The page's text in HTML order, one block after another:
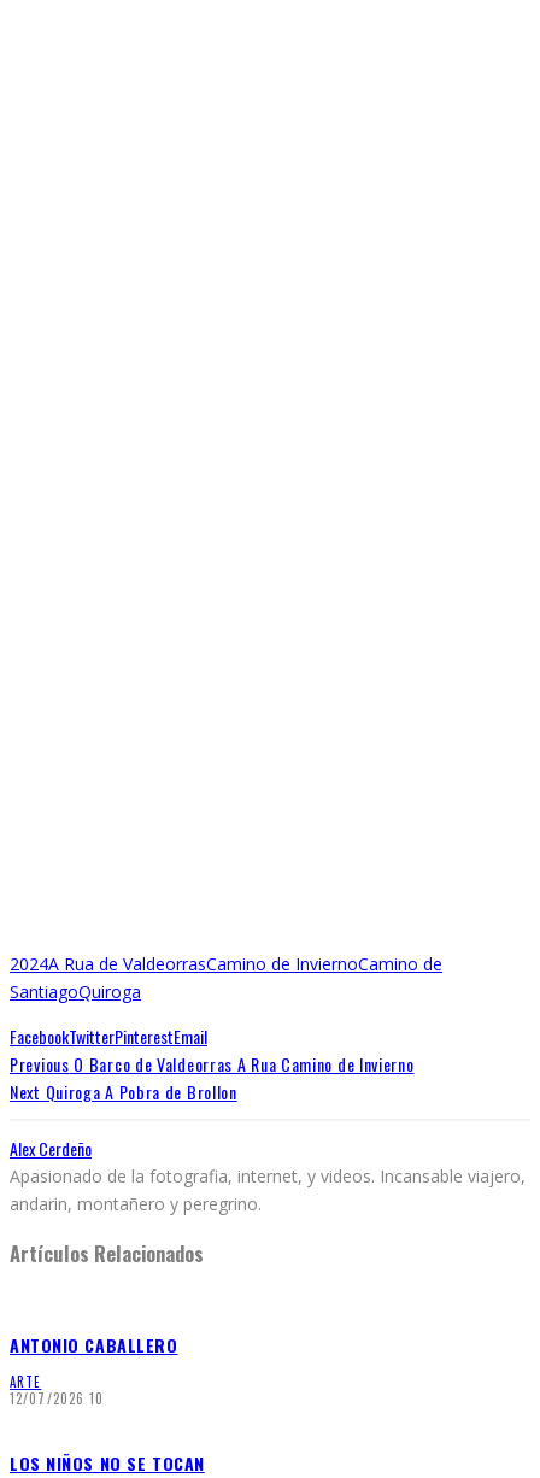
2024A Rua de ValdeorrasCamino de InviernoCamino de
SantiagoQuiroga
FacebookTwitterPinterestEmail
Previous O Barco de Valdeorras A Rua Camino de Invierno
Next Quiroga A Pobra de Brollon
Alex Cerdeño
Apasionado de la fotografia, internet, y videos. Incansable viajero,
andarin, montañero y peregrino.
Artículos Relacionados
ANTONIO CABALLERO
ARTE
12/07/2026 10
LOS NIÑOS NO SE TOCAN